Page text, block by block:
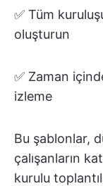
✅ Tüm
oluşturun
✅ Zaman
izleme
Bu şablonlar,
çalışanların
kurulu